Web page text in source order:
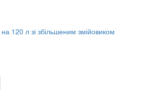
120 л зі збільшеним змійовиком